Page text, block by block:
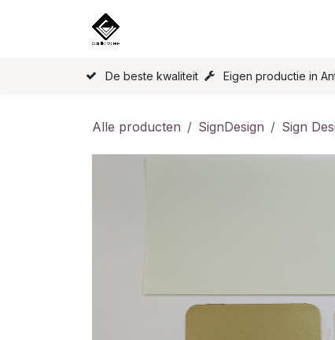
De beste kwaliteit Eigen productie in
Alle producten SignDesign Sign